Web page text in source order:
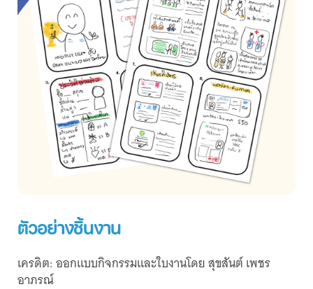
ตัวอย่างชิ้นงาน
เครดิต: ออกแบบกิจกรรมและใบงานโดย สุขสันต์ เพชร
อาภรณ์